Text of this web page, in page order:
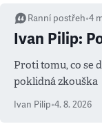
Ranní postřeh•4
Ivan Pilip:
Proti tomu, co se
poklidná zkouška
Ivan Pilip•4. 8. 2026